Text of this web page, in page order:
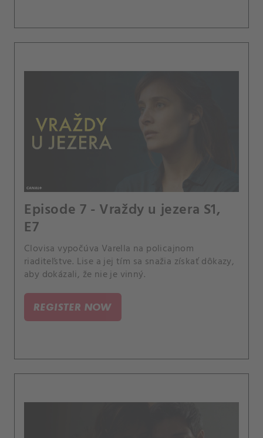
Episode 7 - Vraždy u jezera S1,
E7
Clovisa vypočúva Varella na policajnom
riaditeľstve. Lise a jej tím sa snažia získať dôkazy,
aby dokázali, že nie je vinný.
REGISTER NOW